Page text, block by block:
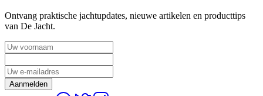
Ontvang praktische jachtupdates, nieuwe artikelen en producttips
van De Jacht.
Aanmelden